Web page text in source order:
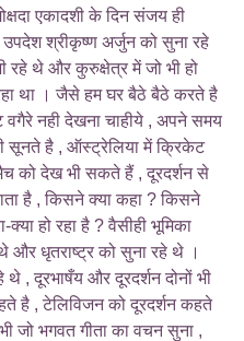
एकादशी के दिन संजय ही
श्रीकृष्ण अर्जुन को सुना रहे
थे और कुरुक्षेत्र में जो भी हो
था । जैसे हम घर बैठे बैठे करते है
वगैरे नही देखना चाहीये , अपने समय
सूनते है , ऑस्ट्रेलिया में क्रिकेट
को देख भी सकते हैं , दूरदर्शन से
है , किसने क्या कहा ? किसने
हो रहा है ? वैसीही भूमिका
और धृतराष्ट्र को सुना रहे थे ।
दूरभाषँय और दूरदर्शन दोनों भी
है , टेलिविजन को दूरदर्शन कहते
जो भगवत गीता का वचन सुना ,